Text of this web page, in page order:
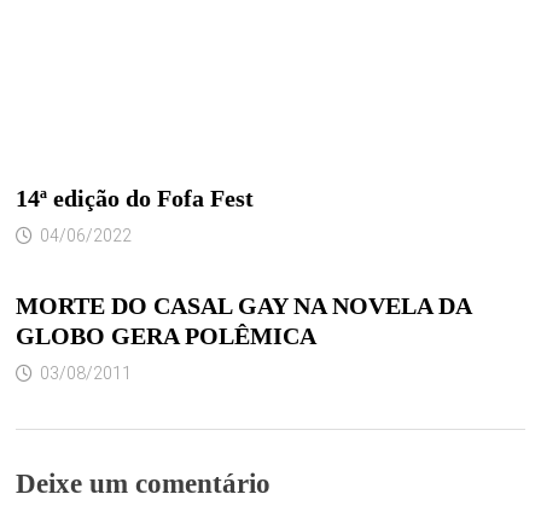
14ª edição do Fofa Fest
04/06/2022
MORTE DO CASAL GAY NA NOVELA DA
GLOBO GERA POLÊMICA
03/08/2011
Deixe um comentário